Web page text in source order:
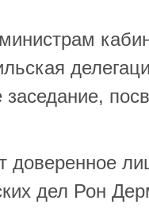
заседание,
доверенное
дел Рон